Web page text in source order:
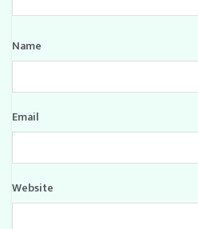
Name
Email
Website